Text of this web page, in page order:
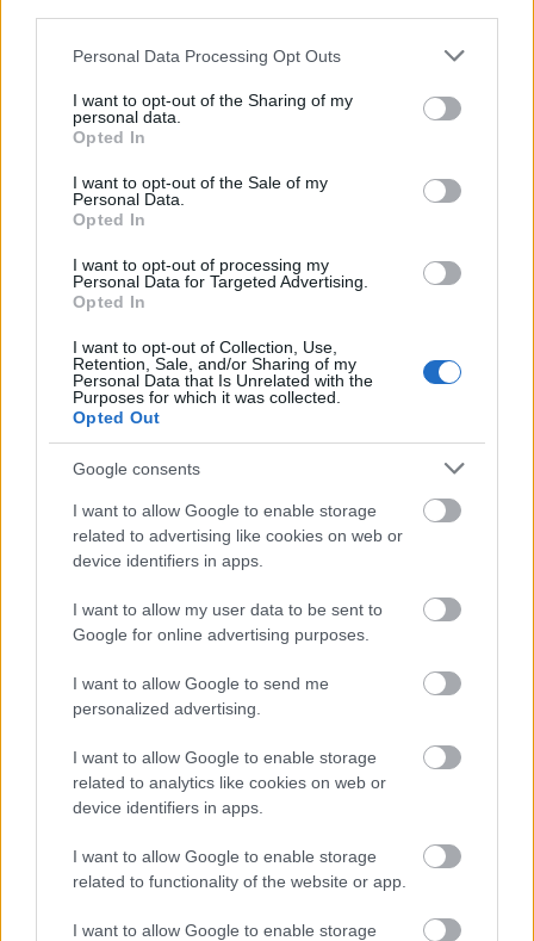
Please note that this website/app uses one or more Google
not limited to your visit or usage behaviour. You may click to
grant or deny consent to Google and its third-party tags to
use your data for below specified purposes in below Google
consent section.
Personal Data Processing Opt Outs
I want to opt-out of the Sharing of my
personal data.
Opted In
I want to opt-out of the Sale of my
Personal Data.
Opted In
I want to opt-out of processing my
Personal Data for Targeted Advertising.
Opted In
I want to opt-out of Collection, Use,
Retention, Sale, and/or Sharing of my
Personal Data that Is Unrelated with the
Purposes for which it was collected.
Opted Out
Google consents
I want to allow Google to enable storage
related to advertising like cookies on web or
device identifiers in apps.
I want to allow my user data to be sent to
Google for online advertising purposes.
I want to allow Google to send me
personalized advertising.
I want to allow Google to enable storage
related to analytics like cookies on web or
device identifiers in apps.
I want to allow Google to enable storage
related to functionality of the website or app.
I want to allow Google to enable storage
A hozzászóláshoz be kell lépned!
VAGY
REMY
11 éve
Gyönyörű!
11 éve
nagyon ígéretes.
A magyar címre meg inkább nem mondok semmit...
11 éve
Különösen azért béna a magyar cím, mert
amennyire eddig tudni lehet, és ez itt most